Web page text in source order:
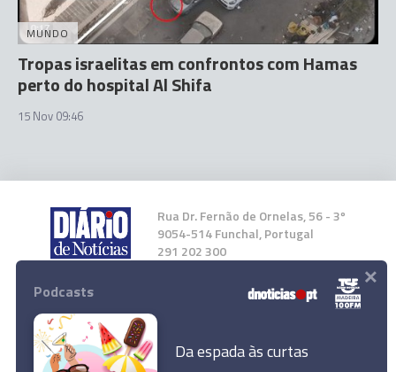
MUNDO
Tropas israelitas em confrontos com Hamas
perto do hospital Al Shifa
15 Nov 09:46
Rua Dr. Fernão de Ornelas, 56 - 3º
9054-514 Funchal, Portugal
291 202 300
Instale a nossa App
Podcasts
Da espada às curtas
×